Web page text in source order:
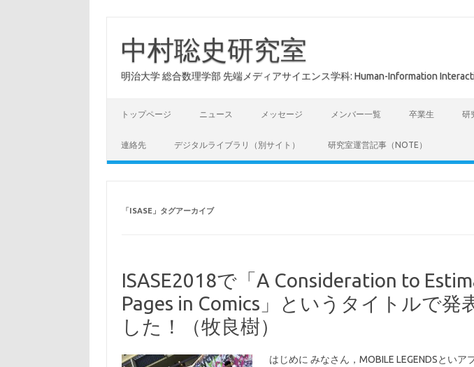
中村聡史研究室
明治大学 総合数理学部 先端メディアサイエンス学科: Human-Information
トップページ ニュース メッセージ メンバー一覧 卒業生 研
連絡先 デジタルライブラリ（別サイト） 研究室運営記事（NOTE）
「ISASE 」タグアーカイブ
ISASE2018で「A Consideration to
Pages in Comics」というタイトルで発
した！（牧良樹）
はじめに みなさん，MOBILE LEGENDSといア